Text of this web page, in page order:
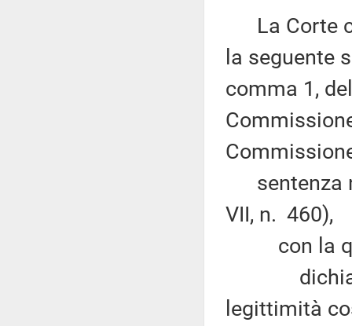
La Corte
la seguente
comma 1,
sentenza
VII, n. 460),
con la
dichiara
legittimità